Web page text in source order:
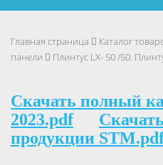
Главная страница Каталог
панели
Плинтус LX- 50 /50.
Скачать полный
2023.pdf
продукции